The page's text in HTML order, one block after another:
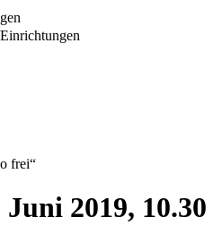
frei“
2019, 10.30